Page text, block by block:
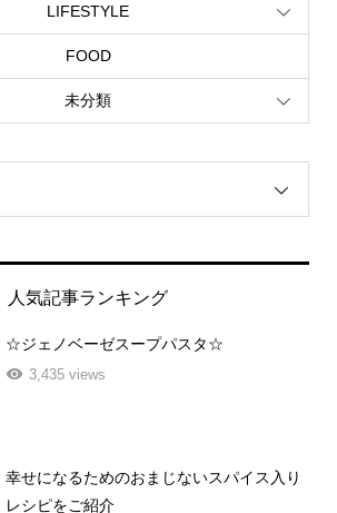
LIFESTYLE
FOOD
未分類
人気記事ランキング
☆ジェノベーゼスープパスタ☆
3,435 views
幸せになるためのおまじないスパイス入り
レシピをご紹介